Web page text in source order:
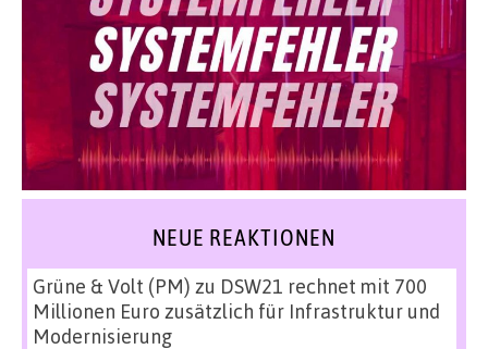
NEUE REAKTIONEN
Grüne & Volt (PM) zu DSW21 rechnet mit 700
Millionen Euro zusätzlich für Infrastruktur und
Modernisierung